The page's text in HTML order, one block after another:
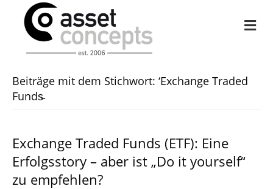
Beiträge mit dem Stichwort: ‘Exchange Traded
Funds̵
Exchange Traded Funds (ETF): Eine
Erfolgsstory – aber ist „Do it yourself“
zu empfehlen?